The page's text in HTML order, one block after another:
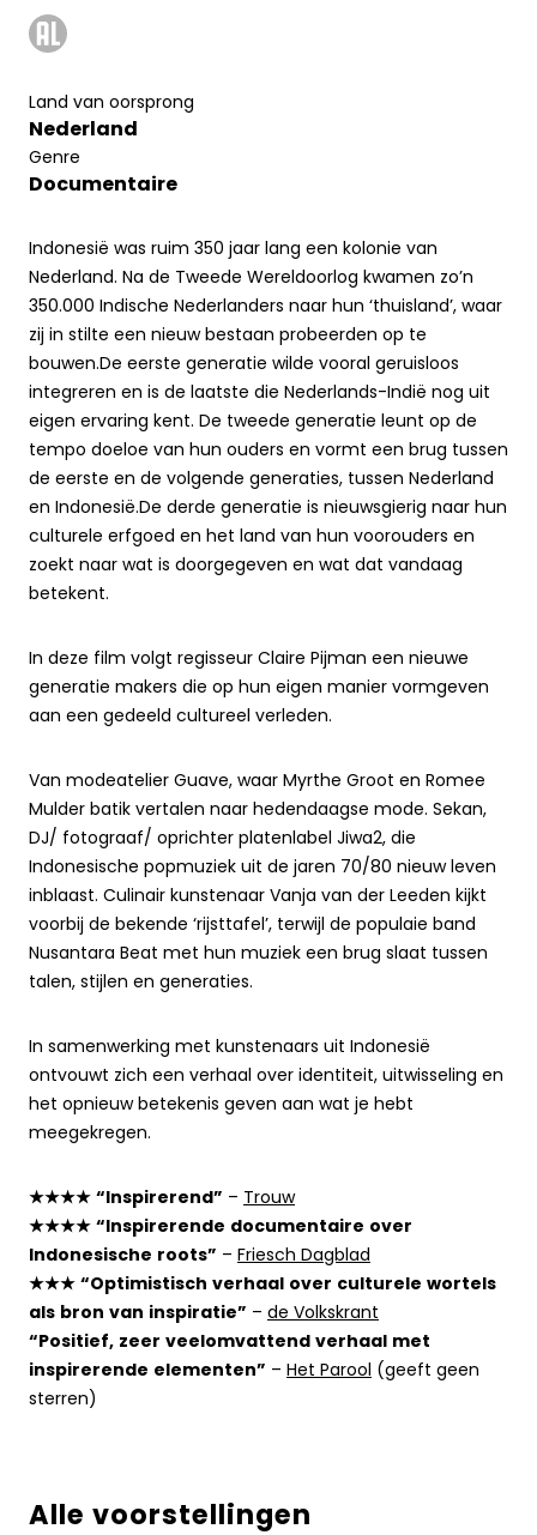
Land van oorsprong
Nederland
Genre
Documentaire
Indonesië was ruim 350 jaar lang een kolonie van
Nederland. Na de Tweede Wereldoorlog kwamen zo’n
350.000 Indische Nederlanders naar hun ‘thuisland’, waar
zij in stilte een nieuw bestaan probeerden op te
bouwen.De eerste generatie wilde vooral geruisloos
integreren en is de laatste die Nederlands-Indië nog uit
eigen ervaring kent. De tweede generatie leunt op de
tempo doeloe van hun ouders en vormt een brug tussen
de eerste en de volgende generaties, tussen Nederland
en Indonesië.De derde generatie is nieuwsgierig naar hun
culturele erfgoed en het land van hun voorouders en
zoekt naar wat is doorgegeven en wat dat vandaag
betekent.
In deze film volgt regisseur Claire Pijman een nieuwe
generatie makers die op hun eigen manier vormgeven
aan een gedeeld cultureel verleden.
Van modeatelier Guave, waar Myrthe Groot en Romee
Mulder batik vertalen naar hedendaagse mode. Sekan,
DJ/ fotograaf/ oprichter platenlabel Jiwa2, die
Indonesische popmuziek uit de jaren 70/80 nieuw leven
inblaast. Culinair kunstenaar Vanja van der Leeden kijkt
voorbij de bekende ‘rijsttafel’, terwijl de populaie band
Nusantara Beat met hun muziek een brug slaat tussen
talen, stijlen en generaties.
In samenwerking met kunstenaars uit Indonesië
ontvouwt zich een verhaal over identiteit, uitwisseling en
het opnieuw betekenis geven aan wat je hebt
meegekregen.
★★★★ “Inspirerend” – Trouw
★★★★ “ Inspirerende documentaire over
Indonesische roots” – Friesch Dagblad
★★★ “Optimistisch verhaal over culturele wortels
als bron van inspiratie” – de Volkskrant
“Positief, zeer veelomvattend verhaal met
inspirerende elementen” – Het Parool
(geeft geen
sterren)
Alle voorstellingen